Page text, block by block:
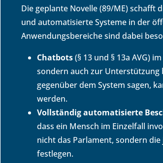
Die geplante Novelle (89/ME) schafft
und automatisierte Systeme in der
Anwendungsbereiche sind dabei
Chatbots(§ 13 und § 13a AVG)
sondern auch zur Unterstützung
gegenüber dem System sagen,
werden.
Vollständig automatisierte
dass ein Mensch im Einzelfall
nicht das Parlament, sondern
festlegen.